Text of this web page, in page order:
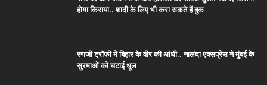
होगा किराया.. शादी के लिए भी करा सकते हैं बुक
रणजी ट्रॉफी में बिहार के वीर की आंधी.. नालंदा एक्सप्रेस ने मुंबई के
सुरमाओं को चटाई धूल